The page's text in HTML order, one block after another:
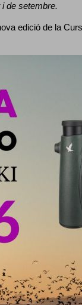
de setembre.
edició de la